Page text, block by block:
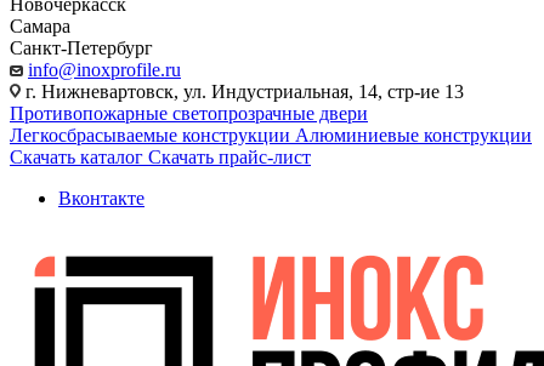
Новочеркасск
Самара
Санкт-Петербург
info@inoxprofile.ru
г. Нижневартовск, ул. Индустриальная, 14, стр-ие 13
Противопожарные светопрозрачные двери
Легкосбрасываемые конструкции Алюминиевые конструкции
Скачать каталог Скачать прайс-лист
Вконтакте